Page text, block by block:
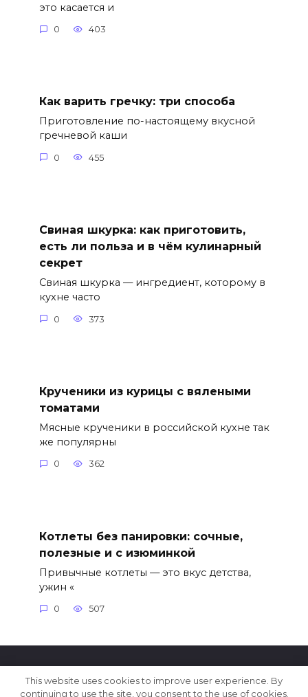
это касается и
0 403
Как варить гречку: три способа
Приготовление по-настоящему вкусной
гречневой каши
0 455
Свиная шкурка: как приготовить,
есть ли польза и в чём кулинарный
секрет
Свиная шкурка — ингредиент, которому в
кухне часто
0 373
Крученики из курицы с вялеными
томатами
Мясные крученики в российской кухне так
же популярны
0 362
Котлеты без панировки: сочные,
полезные и с изюминкой
Привычные котлеты — это вкус детства,
ужин «
0 507
© 2026 Пряжа.ру - сайт для настоящих домохозяек.
This website uses cookies to improve user experience. By
continuing to use the site, you consent to the use of cookies.